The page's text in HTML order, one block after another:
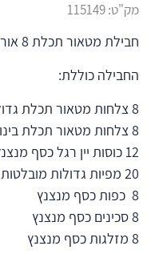
מק"ט:115149
חבילת מטאור תכלת 8 אורחים
החבילה כוללת:
8 צלחות מטאור תכלת גדולות
8 צלחות מטאור תכלת בינוניות
12 כוסות יין רגל כסף מנצנץ
20 מפיות גדולות מובלטות מנטה
8 כפות כסף מנצנץ
8 סכינים כסף מנצנץ
8 מזלגות כסף מנצנץ